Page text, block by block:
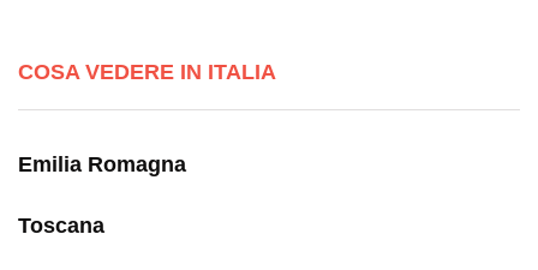
COSA VEDERE IN ITALIA
Emilia Romagna
Toscana